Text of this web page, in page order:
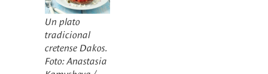
Un plato
tradicional
cretense Dakos.
Foto: Anastasia